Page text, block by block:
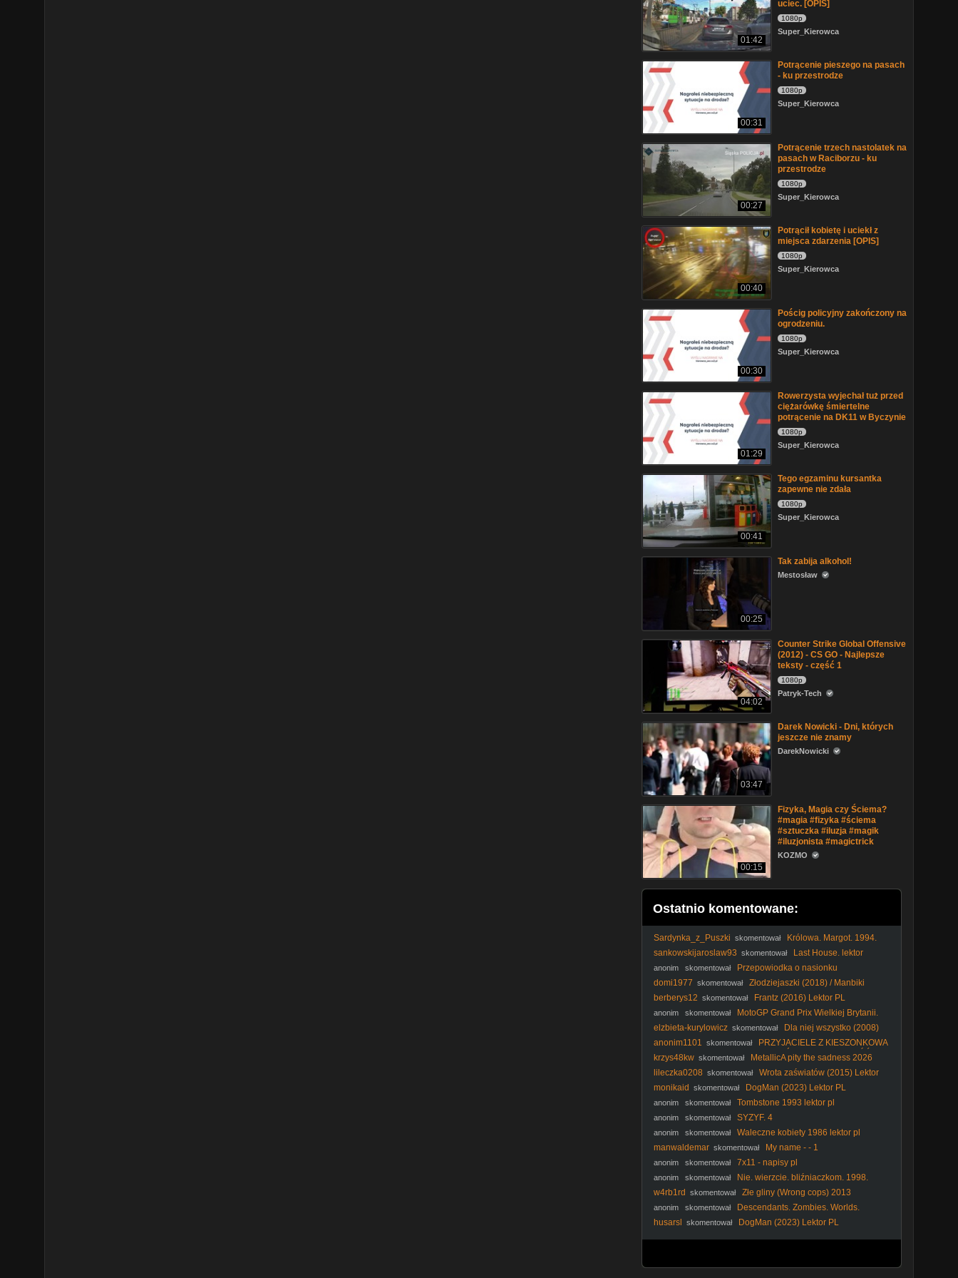
01:42
uciec. [OPIS]
1080p
Super_Kierowca
00:31
Potrącenie pieszego na pasach
- ku przestrodze
1080p
Super_Kierowca
00:27
Potrącenie trzech nastolatek na
pasach w Raciborzu - ku
przestrodze
1080p
Super_Kierowca
00:40
Potrącił kobietę i uciekł z
miejsca zdarzenia [OPIS]
1080p
Super_Kierowca
00:30
Pościg policyjny zakończony na
ogrodzeniu.
1080p
Super_Kierowca
01:29
Rowerzysta wyjechał tuż przed
ciężarówkę śmiertelne
potrącenie na DK11 w Byczynie
1080p
Super_Kierowca
00:41
Tego egzaminu kursantka
zapewne nie zdała
1080p
Super_Kierowca
00:25
Tak zabija alkohol!
Mestosław
04:02
Counter Strike Global Offensive
(2012) - CS GO - Najlepsze
teksty - część 1
1080p
Patryk-Tech
03:47
Darek Nowicki - Dni, których
jeszcze nie znamy
DarekNowicki
00:15
Fizyka, Magia czy Ściema?
#magia #fizyka #ściema
#sztuczka #iluzja #magik
#iluzjonista #magictrick
KOZMO
Ostatnio komentowane:
Sardynka_z_Puszki skomentował
Królowa. Margot. 1994.
Lektor.pl
sankowskijaroslaw93 skomentował Last House. lektor
anonim skomentował
Przepowiodka o nasionku
domi1977 skomentował
Złodziejaszki (2018) / Manbiki
Kazoku
berberys12 skomentował Frantz (2016) Lektor PL
anonim skomentował
MotoGP Grand Prix Wielkiej Brytanii.
SPRINT Polski komentarz 2026-08-08 16-45-26
elzbieta-kurylowicz skomentował
Dla niej wszystko (2008)
Lektor PL
anonim1101 skomentował
PRZYJACIELE Z KIESZONKOWA
| SEZON 2 | ODCINEK 26 | POWRÓT DO DOMU CZĘŚĆ 2 |
SERIAL ANIMOWANY
krzys48kw skomentował
MetallicA pity the sadness 2026
Radom Pionki Chorzów Warsaw Mars Venus fake yeah
lileczka0208 skomentował
Wrota zaświatów (2015) Lektor
PL
monikaid skomentował DogMan (2023) Lektor PL
anonim skomentował Tombstone 1993 lektor pl
anonim skomentował SYZYF. 4
anonim skomentował
Waleczne kobiety 1986 lektor pl
manwaldemar skomentował My name - - 1
anonim skomentował 7x11 - napisy pl
anonim skomentował
Nie. wierzcie. bliźniaczkom. 1998.
Lektor.pl
w4rb1rd skomentował Złe gliny (Wrong cops) 2013
anonim skomentował
Descendants. Zombies. Worlds.
Collide. Concert. Special. 2026.plSUB. 1080p. WEB-DL.
husarsl skomentował DogMan (2023) Lektor PL